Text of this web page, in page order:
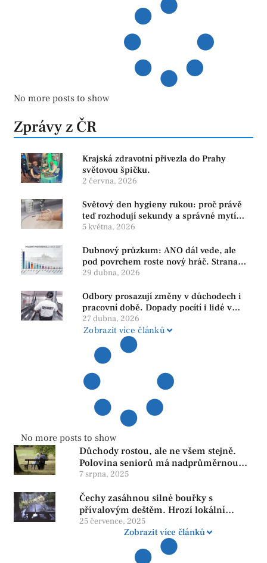
No more posts to show
Zprávy z ČR
Krajská zdravotní přivezla do Prahy
světovou špičku.
2 června, 2026
Světový den hygieny rukou: proč právě
teď rozhodují sekundy a správné mytí
rukou
5 května, 2026
Dubnový průzkum: ANO dál vede, ale
pod povrchem roste nový hráč. Strana
PRO se drží nejvýš mezi menšími
29 dubna, 2026
Odbory prosazují změny v důchodech i
pracovní době. Dopady pocítí i lidé v
našem regionu
27 dubna, 2026
Zobrazit více článků
No more posts to show
Důchody rostou, ale ne všem stejně.
Polovina seniorů má nadprůměrnou
penzi, tisíce však žijí pod hranicí
reformy
7 srpna, 2025
Čechy zasáhnou silné bouřky s
přívalovým deštěm. Hrozí lokální
zatopení
25 července, 2025
Zobrazit více článků